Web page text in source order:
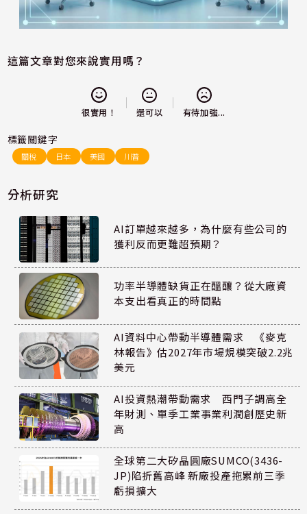
這篇文章對您來說實用嗎？
很實用！ 還可以 有待加強...
標籤關鍵字
關稅 日本 美國 川普
分析研究
AI訂單越來越多，為什麼有些公司的
獲利反而更難超預期？
功率半導體缺貨正在醞釀？從大廠資
本支出看真正的時間點
AI資料中心帶動半導體需求 《麥克
林報告》估2027年市場規模突破2.2兆
美元
AI投資熱潮帶動需求 西門子調高全
年財測、單季工業事業利潤創歷史新
高
全球第二大矽晶圓廠SUMCO(3436-
JP)陷折舊高峰 新廠投產拖累前三季
虧損擴大